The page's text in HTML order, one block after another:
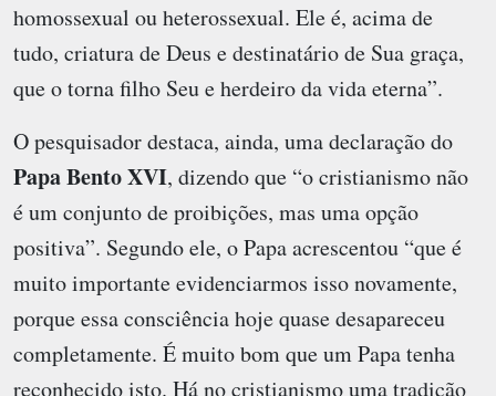
homossexual ou heterossexual. Ele é, acima de
tudo, criatura de Deus e destinatário de Sua graça,
que o torna filho Seu e herdeiro da vida eterna”.
O pesquisador destaca, ainda, uma declaração do
Papa Bento XVI, dizendo que “o cristianismo não
é um conjunto de proibições, mas uma opção
positiva”. Segundo ele, o Papa acrescentou “que é
muito importante evidenciarmos isso novamente,
porque essa consciência hoje quase desapareceu
completamente. É muito bom que um Papa tenha
reconhecido isto. Há no cristianismo uma tradição